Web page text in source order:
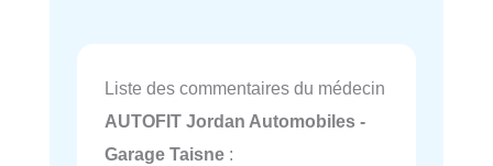
Liste des commentaires du médecin
AUTOFIT Jordan Automobiles -
Garage Taisne :